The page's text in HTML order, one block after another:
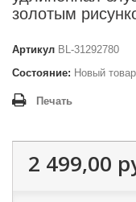
золотым
Артикул BL-31292780
Состояние: Новый товар
Печать
2 499,00